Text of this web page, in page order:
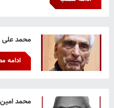
محمد علی
ادامه
محمد